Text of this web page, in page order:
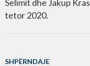
Selimit dhe Jakup
tetor 2020.
SHPËRNDAJE